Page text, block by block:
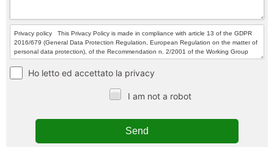
Ho letto ed accettato la privacy
I am not a robot
Send